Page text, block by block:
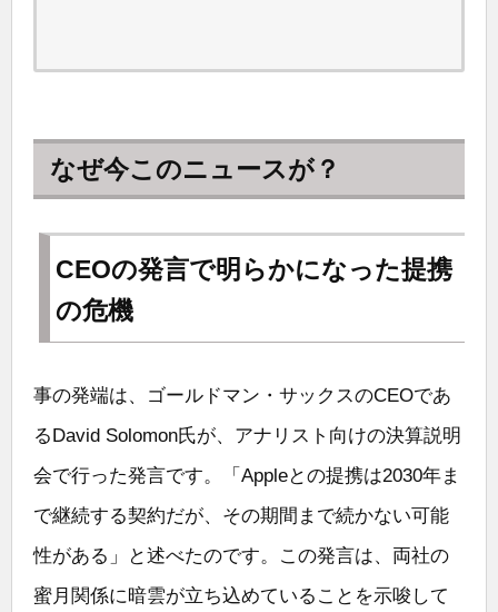
なぜ今このニュースが？
CEOの発言で明らかになった提携
の危機
事の発端は、ゴールドマン・サックスのCEOであ
るDavid Solomon氏が、アナリスト向けの決算説明
会で行った発言です。「Appleとの提携は2030年ま
で継続する契約だが、その期間まで続かない可能
性がある」と述べたのです。この発言は、両社の
蜜月関係に暗雲が立ち込めていることを示唆して